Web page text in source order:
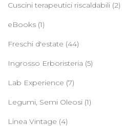
Cuscini terapeutici riscaldabili (2)
eBooks (1)
Freschi d'estate (44)
Ingrosso Erboristeria (5)
Lab Experience (7)
Legumi, Semi Oleosi (1)
Linea Vintage (4)